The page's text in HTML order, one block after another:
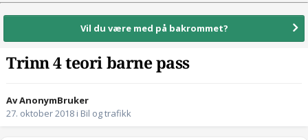
Vil du være med på bakrommet?
Trinn 4 teori barne pass
Av AnonymBruker
27. oktober 2018 i Bil og trafikk